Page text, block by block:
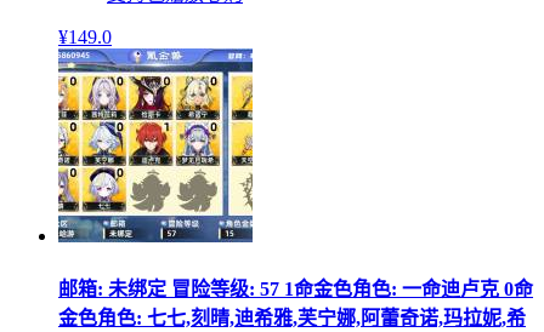
¥149.0
邮箱: 未绑定 冒险等级: 57 1命金色角色: 一命迪卢克 0命
金色角色: 七七,刻晴,迪希雅,芙宁娜,阿蕾奇诺,玛拉妮,希